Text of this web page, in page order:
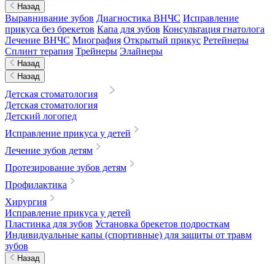
Назад
Выравнивание зубов Диагностика ВНЧС Исправление
прикуса без брекетов Капа для зубов Консультация гнатолога
Лечение ВНЧС Миография Открытый прикус Ретейнеры
Сплинт терапия Трейнеры Элайнеры
Назад
Назад
Детская стоматология
Детская стоматология
Детский логопед
Исправление прикуса у детей
Лечение зубов детям
Протезирование зубов детям
Профилактика
Хирургия
Исправление прикуса у детей
Пластинка для зубов Установка брекетов подросткам
Индивидуальные капы (спортивные) для защиты от травм
зубов
Назад